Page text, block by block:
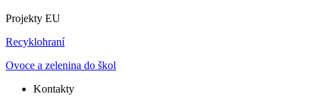
Projekty EU
Recyklohraní
Ovoce a zelenina do škol
Kontakty